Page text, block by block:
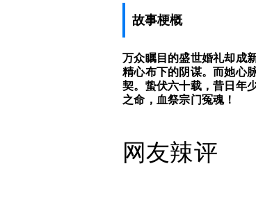
故事梗概
万众瞩目的盛世婚礼却成
精心布下的阴谋。而她心
契。蛰伏六十载，昔日年
之命，血祭宗门冤魂！
网友辣评